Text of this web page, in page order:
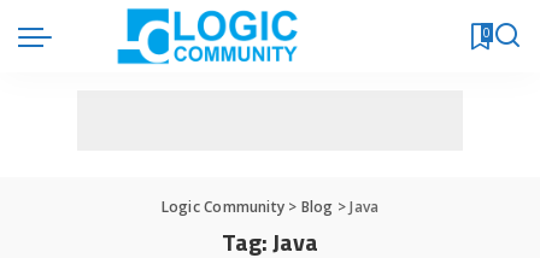
0
Logic Community > Blog >Java
Tag:Java